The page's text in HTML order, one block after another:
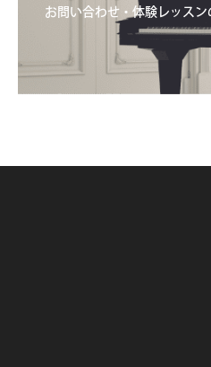
お問い合わせ・体験レッスン